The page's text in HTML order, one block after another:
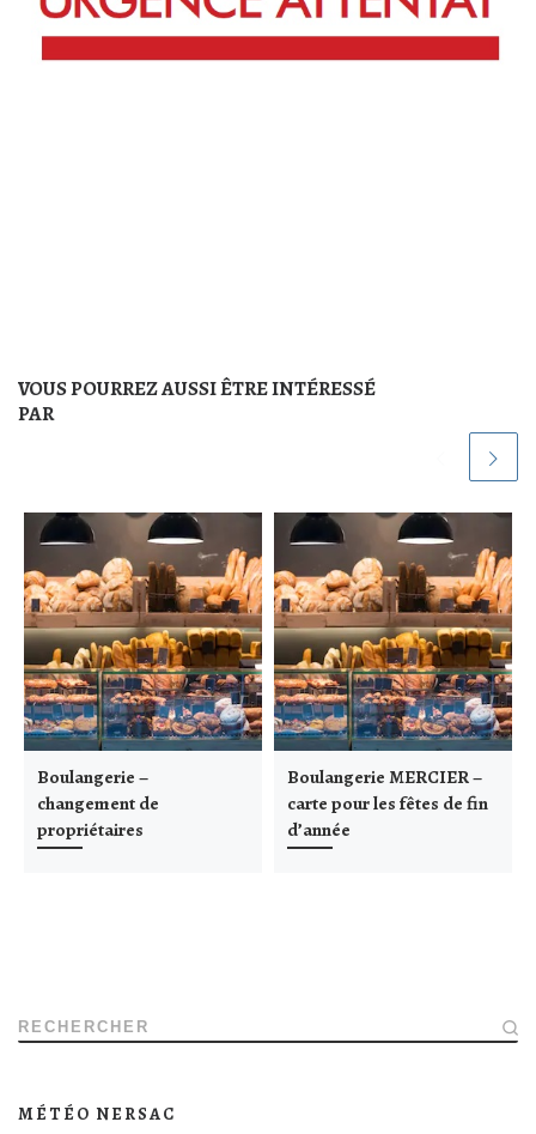
VOUS POURREZ AUSSI ÊTRE INTÉRESSÉ
PAR
Boulangerie –
changement de
propriétaires
Boulangerie MERCIER –
carte pour les fêtes de fin
d’année
RECHERCHER
MÉTÉO NERSAC